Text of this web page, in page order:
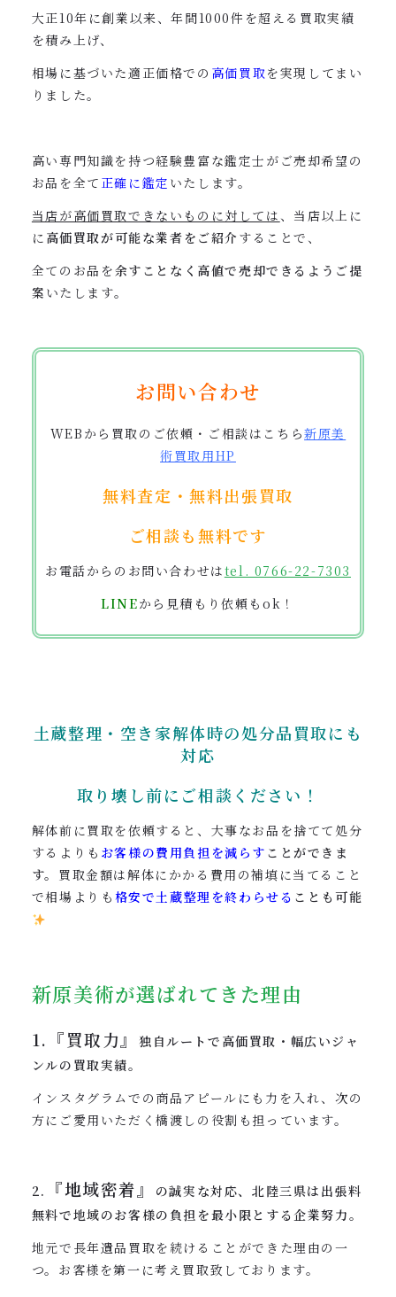
大正10年に創業以来、年間1000件を超える買取実績
を積み上げ、
相場に基づいた適正価格での 高価買取を実現してまい
りました。
高い専門知識を持つ経験豊富な鑑定士がご売却希望の
お品を全て 正確に鑑定 いたします。
当店が高価買取できないものに対しては、当店以上に
に 高価買取が可能な業者をご紹介 することで、
全てのお品を余すことなく高値で売却できるようご提
案 いたします。
お問い合わせ
WEBから買取のご依頼・ご相談はこちら新原美
術買取用HP
無料査定・無料出張買取
ご相談も無料です
お電話からのお問い合わせはtel. 0766-22-7303
LINEから見積もり依頼もok！
土蔵整理・空き家解体時の処分品買取にも
対応
取り壊し前にご相談ください！
解体前に買取を依頼すると、大事なお品を捨てて処分
するよりも お客様の費用負担を減らす ことができま
す。 買取金額は解体にかかる費用の補填に当てること
で相場よりも 格安で土蔵整理を終わらせる ことも可能
新原美術が選ばれてきた理由
1.『買取力』独自ルートで高価買取・幅広いジャ
ンルの買取実績。
インスタグラムでの商品アピールにも力を入れ、次の
方にご愛用いただく橋渡しの役割も担っています。
2. 『地域密着』
の誠実な対応、北陸三県は出張料
無料で地域のお客様の負担を最小限とする企業努力。
地元で長年遺品買取を続けることができた理由の一
つ。お客様を第一に考え買取致しております。